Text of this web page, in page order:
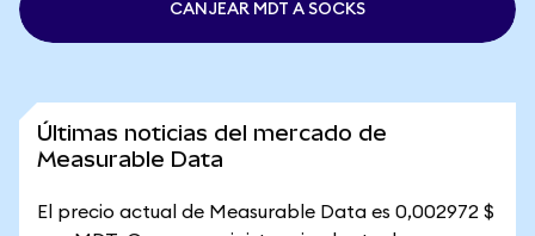
CANJEAR MDT A SOCKS
Últimas noticias del mercado de
Measurable Data
El precio actual de Measurable Data es 0,002972 $